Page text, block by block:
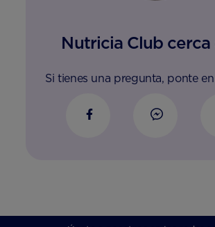
Nutricia Club cerca
Si tienes una pregunta, ponte